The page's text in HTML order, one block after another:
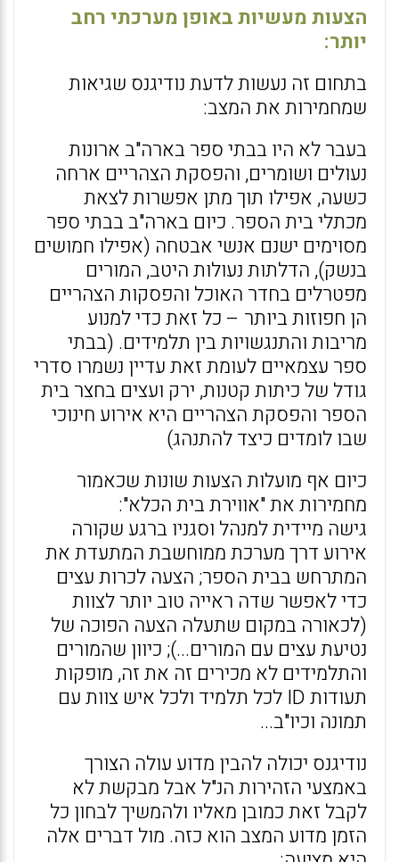
הצעות מעשיות באופן מערכתי רחב
יותר:
בתחום זה נעשות לדעת נודיגנס שגיאות
שמחמירות את המצב:
בעבר לא היו בבתי ספר בארה"ב ארונות
נעולים ושומרים, והפסקת הצהריים ארחה
כשעה, אפילו תוך מתן אפשרות לצאת
מכתלי בית הספר. כיום בארה"ב בבתי ספר
מסוימים ישנם אנשי אבטחה (אפילו חמושים
בנשק), הדלתות נעולות היטב, המורים
מפטרלים בחדר האוכל והפסקות הצהריים
הן חפוזות ביותר – כל זאת כדי למנוע
מריבות והתנגשויות בין תלמידים. (בבתי
ספר עצמאיים לעומת זאת עדיין נשמרו סדרי
גודל של כיתות קטנות, ירק ועצים בחצר בית
הספר והפסקת הצהריים היא אירוע חינוכי
שבו לומדים כיצד להתנהג)
כיום אף מועלות הצעות שונות שכאמור
מחמירות את "אווירת בית הכלא":
גישה מיידית למנהל וסגניו ברגע שקורה
אירוע דרך מערכת ממוחשבת המתעדת את
המתרחש בבית הספר; הצעה לכרות עצים
כדי לאפשר שדה ראייה טוב יותר לצוות
(לכאורה במקום שתעלה הצעה הפוכה של
נטיעת עצים עם המורים...); כיוון שהמורים
והתלמידים לא מכירים זה את זה, מופקות
תעודות ID לכל תלמיד ולכל איש צוות עם
תמונה וכיו"ב...
נודיגנס יכולה להבין מדוע עולה הצורך
באמצעי הזהירות הנ"ל אבל מבקשת לא
לקבל זאת כמובן מאליו ולהמשיך לבחון כל
הזמן מדוע המצב הוא כזה. מול דברים אלה